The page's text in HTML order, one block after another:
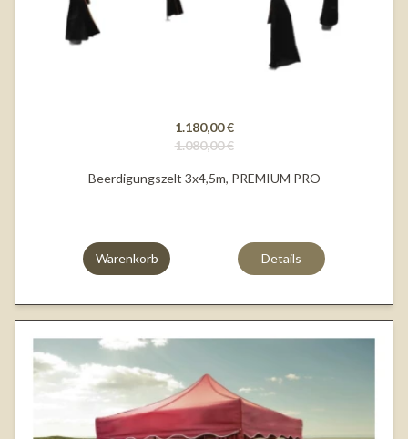
1.180,00 €
1.080,00 €
Beerdigungszelt 3x4,5m, PREMIUM PRO
Warenkorb Details